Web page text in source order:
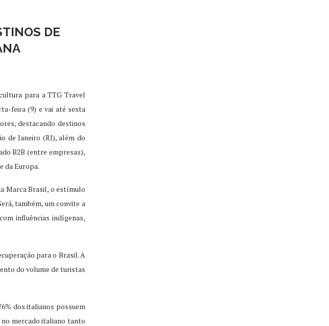
DE
para a TTG Travel
feira (9) e vai até sexta
destacando destinos
de Janeiro (RJ), além do
B2B (entre empresas),
da Europa.
Marca Brasil, o estímulo
também, um convite a
influências indígenas,
para o Brasil. A
do volume de turistas
dos italianos possuem
mercado italiano tanto